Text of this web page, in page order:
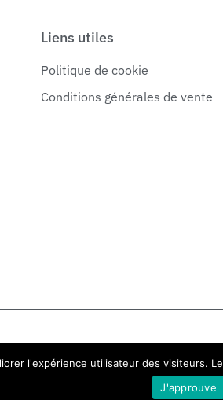
Liens utiles
Politique de cookie
Conditions générales de vente
l'expérience utilisateur des visiteurs.
J'approuve